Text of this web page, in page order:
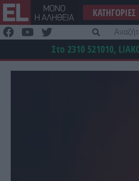
Μετάβαση
στο
περιεχόμενο
ΚΑΤΗΓΟΡΊΕΣ
Στο 2310 521010,